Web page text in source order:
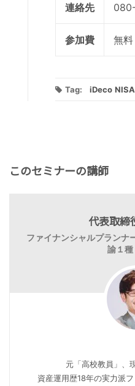
連絡先
参加費 無料
Tag: iDeco NISA
このセミナーの講師
代表取締
ファイナンシャルプラン
諭１種
元「高校教員」、
資産運用歴18年の実力派